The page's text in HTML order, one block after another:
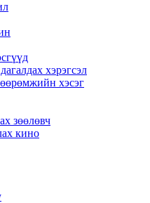
хэрэгсэл
хэсэг
зөөлөвч
кино